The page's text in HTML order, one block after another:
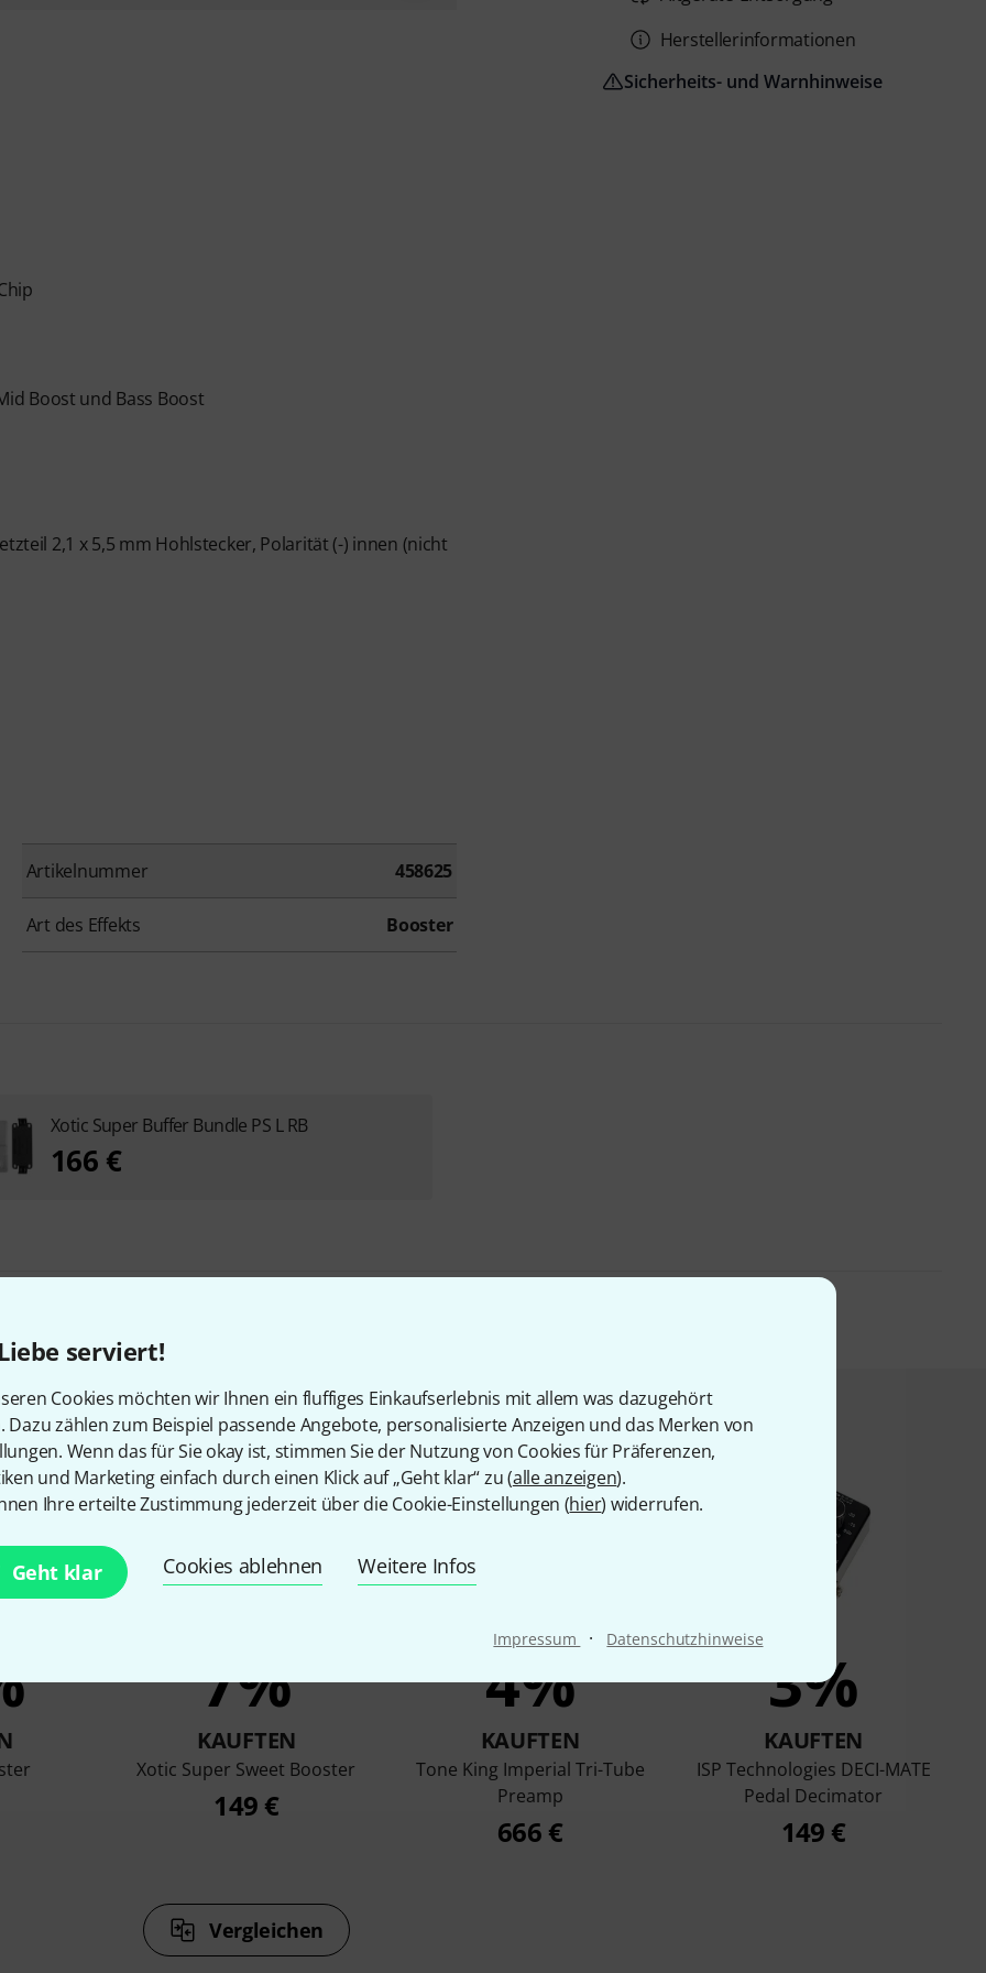
serviert!
Cookies möchten wir Ihnen ein fluffiges Einkaufserlebnis mit allem was dazugehört
Dazu zählen zum Beispiel passende Angebote, personalisierte Anzeigen und das Merken von
Wenn das für Sie okay ist, stimmen Sie der Nutzung von Cookies für Präferenzen,
und Marketing einfach durch einen Klick auf „Geht klar“ zu (alle anzeigen).
Ihre erteilte Zustimmung jederzeit über die Cookie-Einstellungen (hier) widerrufen.
Geht klar Cookies ablehnen Weitere Infos
Impressum · Datenschutzhinweise
Boost und Bass Boost
2,1 x 5,5 mm Hohlstecker, Polarität (-) innen (nicht
Artikelnummer 458625
Art des Effekts Booster
Herstellerinformationen
Sicherheits- und Warnhinweise
Xotic Super Buffer Bundle PS L RB
166 €
die sich dieses Produkt angesehen haben
7%
KAUFTEN
Xotic Super Sweet Booster
149 €
4%
KAUFTEN
Tone King Imperial Tri-Tube
Preamp
666 €
3%
KAUFTEN
ISP Technologies DECI-MATE
Pedal Decimator
149 €
Vergleichen